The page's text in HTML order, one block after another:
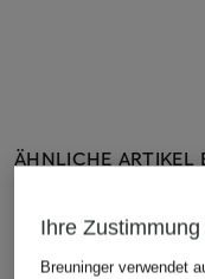
ÄHNLICHE ARTIKEL
Ihre
Breuninger verwendet